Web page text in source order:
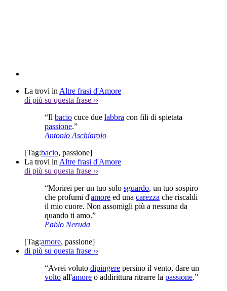
La trovi in Altre frasi d'Amore
di più su questa frase ››
“Il bacio cuce due labbra con fili di spietata
passione.”
Antonio Aschiarolo
[Tag:bacio, passione]
La trovi in Altre frasi d'Amore
di più su questa frase ››
“Morirei per un tuo solo sguardo, un tuo sospiro
che profumi d'amore ed una carezza che riscaldi
il mio cuore. Non assomigli più a nessuna da
quando ti amo.”
Pablo Neruda
[Tag:amore, passione]
di più su questa frase ››
“Avrei voluto dipingere persino il vento, dare un
volto all'amore o addirittura ritrarre la passione.”